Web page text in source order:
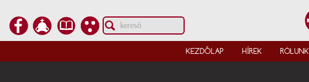
KEZDŐLAP HÍREK RÓLUNK